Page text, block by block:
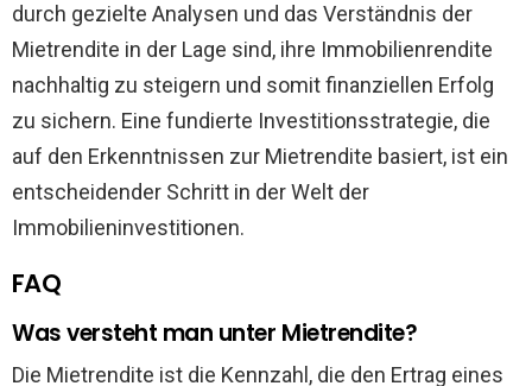
durch gezielte Analysen und das Verständnis der
Mietrendite in der Lage sind, ihre Immobilienrendite
nachhaltig zu steigern und somit finanziellen Erfolg
zu sichern. Eine fundierte Investitionsstrategie, die
auf den Erkenntnissen zur Mietrendite basiert, ist ein
entscheidender Schritt in der Welt der
Immobilieninvestitionen.
FAQ
Was versteht man unter Mietrendite?
Die Mietrendite ist die Kennzahl, die den Ertrag eines